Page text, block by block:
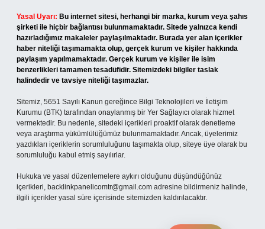
Yasal Uyarı: Bu internet sitesi, herhangi bir marka, kurum veya şahıs
şirketi ile hiçbir bağlantısı bulunmamaktadır. Sitede yalnızca kendi
hazırladığımız makaleler paylaşılmaktadır. Burada yer alan içerikler
haber niteliği taşımamakta olup, gerçek kurum ve kişiler hakkında
paylaşım yapılmamaktadır. Gerçek kurum ve kişiler ile isim
benzerlikleri tamamen tesadüfidir. Sitemizdeki bilgiler taslak
halindedir ve tavsiye niteliği taşımazlar.
Sitemiz, 5651 Sayılı Kanun gereğince Bilgi Teknolojileri ve İletişim
Kurumu (BTK) tarafından onaylanmış bir Yer Sağlayıcı olarak hizmet
vermektedir. Bu nedenle, sitedeki içerikleri proaktif olarak denetleme
veya araştırma yükümlülüğümüz bulunmamaktadır. Ancak, üyelerimiz
yazdıkları içeriklerin sorumluluğunu taşımakta olup, siteye üye olarak bu
sorumluluğu kabul etmiş sayılırlar.
Hukuka ve yasal düzenlemelere aykırı olduğunu düşündüğünüz
içerikleri, backlinkpanelicomtr@gmail.com adresine bildirmeniz halinde,
ilgili içerikler yasal süre içerisinde sitemizden kaldırılacaktır.